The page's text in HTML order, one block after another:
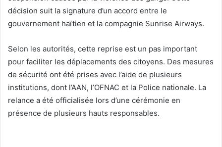
décision suit la signature d’un accord entre le
gouvernement haïtien et la compagnie Sunrise Airways.
Selon les autorités, cette reprise est un pas important
pour faciliter les déplacements des citoyens. Des mesures
de sécurité ont été prises avec l’aide de plusieurs
institutions, dont l’AAN, l’OFNAC et la Police nationale. La
relance a été officialisée lors d’une cérémonie en
présence de plusieurs hauts responsables.